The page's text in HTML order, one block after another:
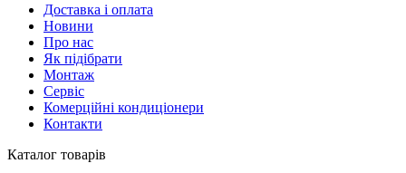
Доставка і оплата
Новини
Про нас
Як підібрати
Монтаж
Сервіс
Комерційні кондиціонери
Контакти
Каталог товарів